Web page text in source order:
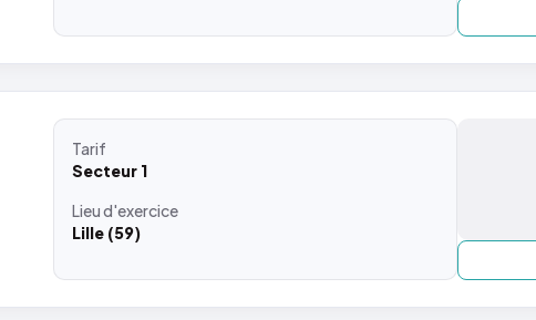
Tarif
Secteur 1
Lieud'exercice
Lille (59)